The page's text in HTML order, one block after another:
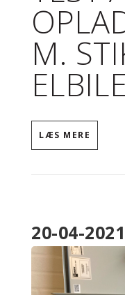
M.
LÆS MERE
20-04-2021